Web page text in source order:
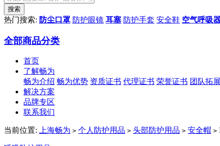
热门搜索: 防尘口罩 防护眼镜 耳塞 防护手套 安全鞋 空气呼吸
全部商品分类
首页
了解畅为
畅为介绍 畅为优势 资质证书 代理证书 荣誉证书 团队拓展
解决方案
品牌专区
联系我们
当前位置: 上海畅为 > 个人防护用品 > 头部防护用品 > 安全帽 >